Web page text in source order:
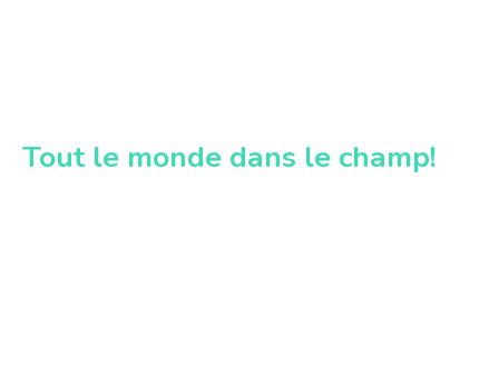
Tout le monde dans le champ!